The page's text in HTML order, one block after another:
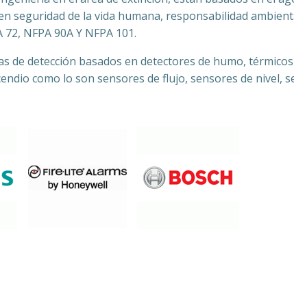
seguridad de la vida humana, responsabilidad
NFPA 90A Y NFPA 101.
de detección basados en detectores de humo,
como lo son sensores de flujo, sensores de nivel,